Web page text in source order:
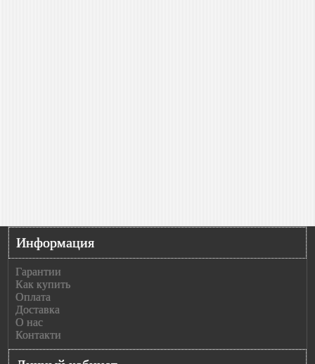
Информация
Гарантии
Как купить
Оплата
Доставка
О нас
Контакти